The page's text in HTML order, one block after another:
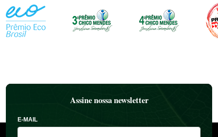
Assine nossa newsletter
E-MAIL